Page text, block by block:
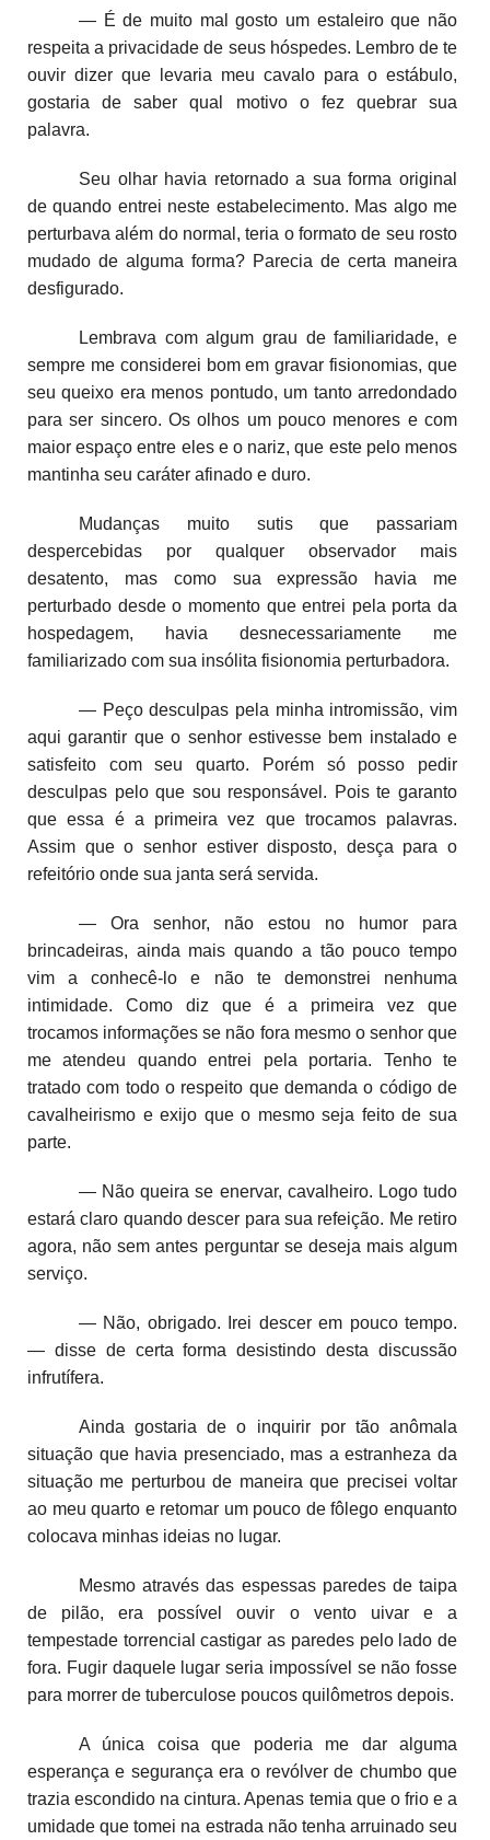
— É de muito mal gosto um estaleiro que não
respeita a privacidade de seus hóspedes. Lembro de te
ouvir dizer que levaria meu cavalo para o estábulo,
gostaria de saber qual motivo o fez quebrar sua
palavra.
Seu olhar havia retornado a sua forma original
de quando entrei neste estabelecimento. Mas algo me
perturbava além do normal, teria o formato de seu rosto
mudado de alguma forma? Parecia de certa maneira
desfigurado.
Lembrava com algum grau de familiaridade, e
sempre me considerei bom em gravar fisionomias, que
seu queixo era menos pontudo, um tanto arredondado
para ser sincero. Os olhos um pouco menores e com
maior espaço entre eles e o nariz, que este pelo menos
mantinha seu caráter afinado e duro.
Mudanças muito sutis que passariam
despercebidas por qualquer observador mais
desatento, mas como sua expressão havia me
perturbado desde o momento que entrei pela porta da
hospedagem, havia desnecessariamente me
familiarizado com sua insólita fisionomia perturbadora.
— Peço desculpas pela minha intromissão, vim
aqui garantir que o senhor estivesse bem instalado e
satisfeito com seu quarto. Porém só posso pedir
desculpas pelo que sou responsável. Pois te garanto
que essa é a primeira vez que trocamos palavras.
Assim que o senhor estiver disposto, desça para o
refeitório onde sua janta será servida.
— Ora senhor, não estou no humor para
brincadeiras, ainda mais quando a tão pouco tempo
vim a conhecê-lo e não te demonstrei nenhuma
intimidade. Como diz que é a primeira vez que
trocamos informações se não fora mesmo o senhor que
me atendeu quando entrei pela portaria. Tenho te
tratado com todo o respeito que demanda o código de
cavalheirismo e exijo que o mesmo seja feito de sua
parte.
— Não queira se enervar, cavalheiro. Logo tudo
estará claro quando descer para sua refeição. Me retiro
agora, não sem antes perguntar se deseja mais algum
serviço.
— Não, obrigado. Irei descer em pouco tempo.
— disse de certa forma desistindo desta discussão
infrutífera.
Ainda gostaria de o inquirir por tão anômala
situação que havia presenciado, mas a estranheza da
situação me perturbou de maneira que precisei voltar
ao meu quarto e retomar um pouco de fôlego enquanto
colocava minhas ideias no lugar.
Mesmo através das espessas paredes de taipa
de pilão, era possível ouvir o vento uivar e a
tempestade torrencial castigar as paredes pelo lado de
fora. Fugir daquele lugar seria impossível se não fosse
para morrer de tuberculose poucos quilômetros depois.
A única coisa que poderia me dar alguma
esperança e segurança era o revólver de chumbo que
trazia escondido na cintura. Apenas temia que o frio e a
umidade que tomei na estrada não tenha arruinado seu